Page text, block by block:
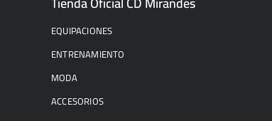
EQUIPACIONES
ENTRENAMIENTO
MODA
ACCESORIOS